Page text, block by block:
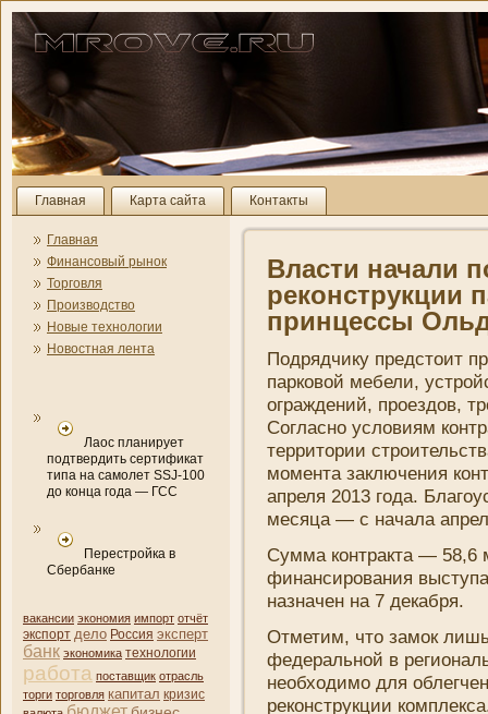
Главная Карта сайта Контакты
Главная
Финансовый рынок
Торговля
Производство
Новые технологии
Новостная лента
Лаос планирует
подтвердить сертификат
типа на самолет SSJ-100
до конца года — ГСС
Перестройка в
Сбербанке
вакансии экономия импорт отчёт
экспорт дело Россия эксперт
банк экономика технологии
работа поставщик отрасль
торги торговля капитал кризис
Власти начали
реконструкции
принцессы
Подрядчику предстоит
парковой мебели,
ограждени­й, проездов,
Согласно условиям
территории
момента заключени­я
апреля 2013 года.
месяца — с начала
Сумма контракта — 58,6
финансировани­я
назначен на 7 декабря.
Отметим, что замок
федеральной в
необходимо для
реконструкции